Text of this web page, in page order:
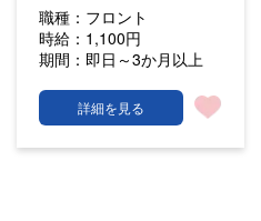
職種： フロント
時給： 1,100円
期間： 即日～3か月以上
詳細を見る